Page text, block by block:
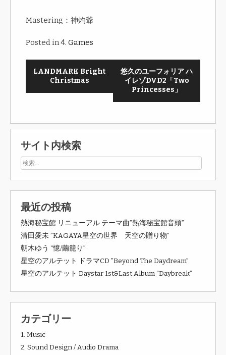
Mastering：神灼爺
Posted in4. Games
LANDMARK Bright
Christmas
悠久のユーフォリア ハ
イレゾDVD2「Two
Princesses」
サイト内検索
最近の投稿
熱海秘宝館 リニューアル テーマ曲”熱海秘宝館音頭”
清田愛未 ”KAGAYA星空の世界 天空の贈り物”
朝木ゆう “憶/繭籠り”
星空のアルテット ドラマCD ”Beyond The Daydream”
星空のアルテット Daystar 1st&Last Album “Daybreak”
カテゴリー
1. Music
2. Sound Design / Audio Drama